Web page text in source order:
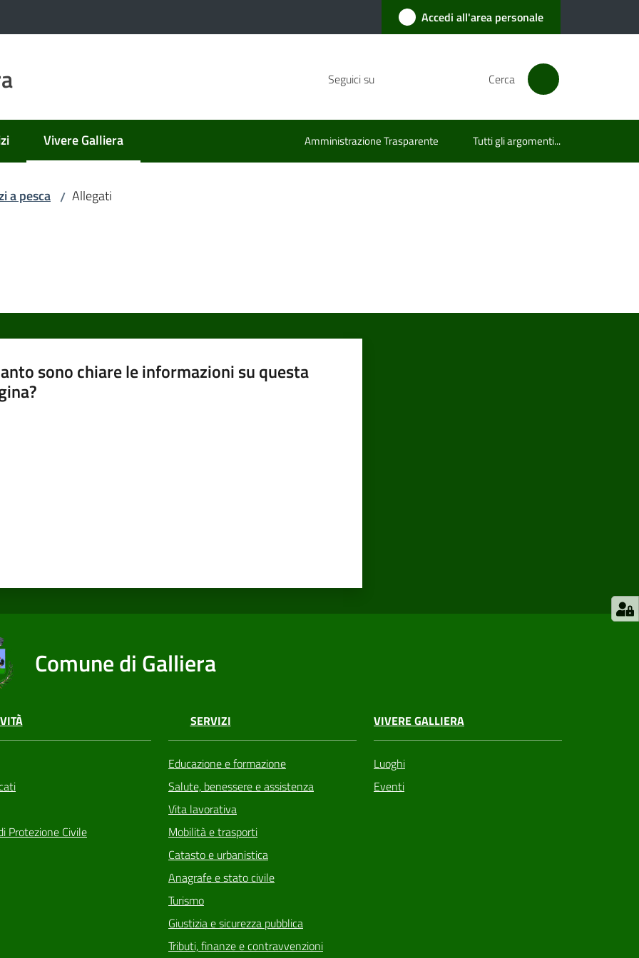
Accedi all'area personale
Seguici su Cerca
Vivere Galliera
Menu selezionato Amministrazione Trasparente Tutti gli argomenti...
a pesca / Allegati
sono chiare le informazioni su questa
Comune di Galliera
Protezione Civile
SERVIZI
Educazione e formazione
Salute, benessere e assistenza
Vita lavorativa
Mobilità e trasporti
Catasto e urbanistica
Anagrafe e stato civile
Turismo
Giustizia e sicurezza pubblica
Tributi, finanze e contravvenzioni
VIVERE GALLIERA
Luoghi
Eventi